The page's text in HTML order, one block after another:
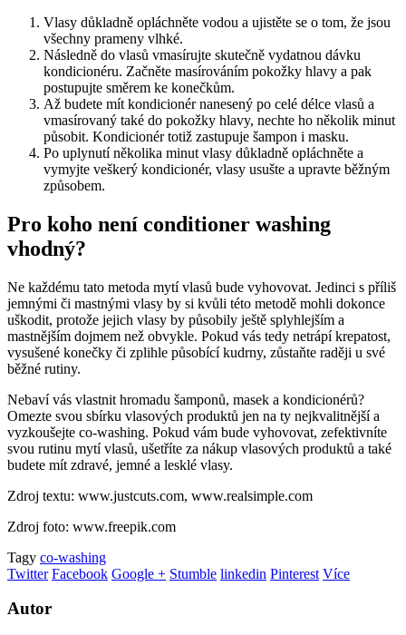
Vlasy důkladně opláchněte vodou a ujistěte se o tom, že jsou
všechny prameny vlhké.
Následně do vlasů vmasírujte skutečně vydatnou dávku
kondicionéru. Začněte masírováním pokožky hlavy a pak
postupujte směrem ke konečkům.
Až budete mít kondicionér nanesený po celé délce vlasů a
vmasírovaný také do pokožky hlavy, nechte ho několik minut
působit. Kondicionér totiž zastupuje šampon i masku.
Po uplynutí několika minut vlasy důkladně opláchněte a
vymyjte veškerý kondicionér, vlasy usušte a upravte běžným
způsobem.
Pro koho není conditioner washing
vhodný?
Ne každému tato metoda mytí vlasů bude vyhovovat. Jedinci s příliš
jemnými či mastnými vlasy by si kvůli této metodě mohli dokonce
uškodit, protože jejich vlasy by působily ještě splyhlejším a
mastnějším dojmem než obvykle. Pokud vás tedy netrápí krepatost,
vysušené konečky či zplihle působící kudrny, zůstaňte raději u své
běžné rutiny.
Nebaví vás vlastnit hromadu šamponů, masek a kondicionérů?
Omezte svou sbírku vlasových produktů jen na ty nejkvalitnější a
vyzkoušejte co-washing. Pokud vám bude vyhovovat, zefektivníte
svou rutinu mytí vlasů, ušetříte za nákup vlasových produktů a také
budete mít zdravé, jemné a lesklé vlasy.
Zdroj textu: www.justcuts.com, www.realsimple.com
Zdroj foto: www.freepik.com
Tagy co-washing
Twitter Facebook Google + Stumble linkedin Pinterest Více
Autor